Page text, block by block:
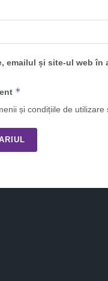
emailul și site-ul web
*
și condițiile de utilizare